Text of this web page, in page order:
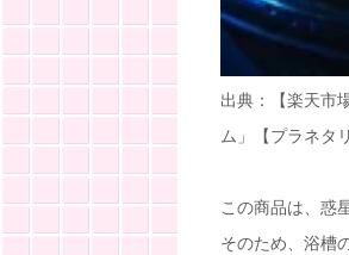
出典：【楽天市
ム」【プラネタ
この商品は、惑
そのため、浴槽